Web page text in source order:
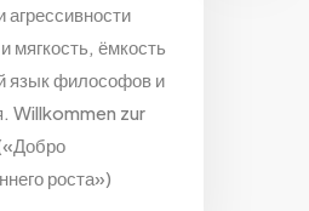
мягкость, ёмкость
язык философов и
Willkommen zur
роста»)